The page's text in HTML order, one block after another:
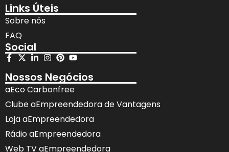
Links Úteis
Sobre nós
FAQ
Social
Nossos Negócios
aEco Carbonfree
Clube aEmpreendedora de Vantagens
Loja aEmpreendedora
Rádio aEmpreendedora
Web TV aEmpreendedora